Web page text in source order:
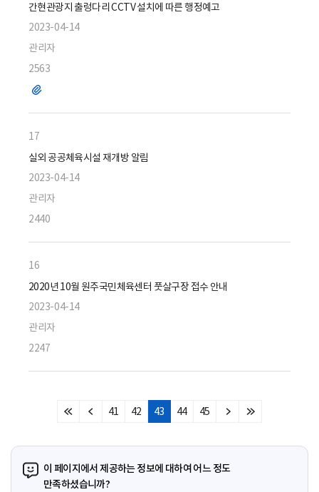
간현관광지 출렁다리 CCTV 설치에 따른 행정예고
2023-04-14
관리자
2563
파
17
실외 공공체육시설 재개방 알림
2023-04-14
관리자
2440
16
2020년 10월 원주국민체육센터 풋살구장 접수 안내
2023-04-14
관리자
2247
처
페
이
지
이
페
이
지
41 42 43 44 45
다
페
이
마
막
이 페이지에서 제공하는 정보에 대하여 어느 정도
만족하셨습니까?